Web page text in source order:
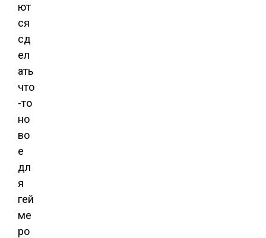
ют
ся
сд
ел
ать
что
-то
но
во
е
дл
я
гей
ме
ро